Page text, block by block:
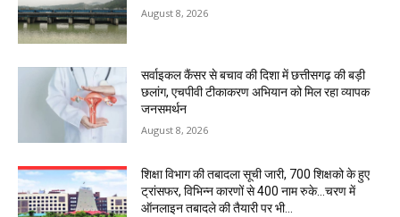
August 8, 2026
सर्वाइकल कैंसर से बचाव की दिशा में छत्तीसगढ़ की बड़ी
छलांग, एचपीवी टीकाकरण अभियान को मिल रहा व्यापक
जनसमर्थन
August 8, 2026
शिक्षा विभाग की तबादला सूची जारी, 700 शिक्षको के हुए
ट्रांसफर, विभिन्न कारणों से 400 नाम रुके…चरण में
ऑनलाइन तबादले की तैयारी पर भी...